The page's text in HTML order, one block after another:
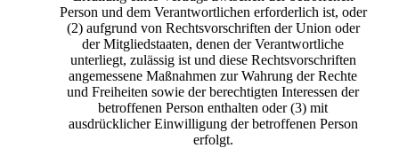
Person und dem Verantwortlichen erforderlich ist, oder
(2) aufgrund von Rechtsvorschriften der Union oder
der Mitgliedstaaten, denen der Verantwortliche
unterliegt, zulässig ist und diese Rechtsvorschriften
angemessene Maßnahmen zur Wahrung der Rechte
und Freiheiten sowie der berechtigten Interessen der
betroffenen Person enthalten oder (3) mit
ausdrücklicher Einwilligung der betroffenen Person
erfolgt.